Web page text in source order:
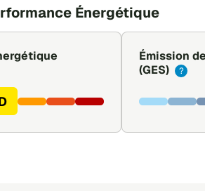
Énergétique
Émission
(GES)
?